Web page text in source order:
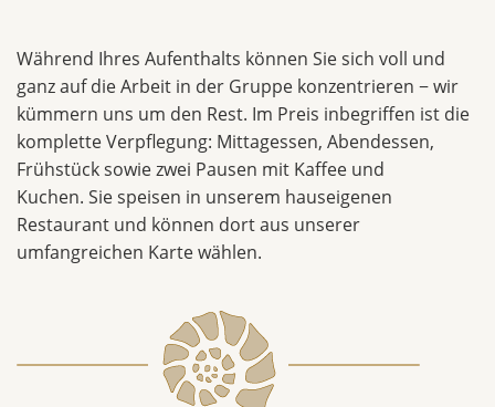
Während Ihres Aufenthalts können Sie sich voll und
ganz auf die Arbeit in der Gruppe konzentrieren − wir
kümmern uns um den Rest. Im Preis inbegriffen ist die
komplette Verpflegung: Mittagessen, Abendessen,
Frühstück sowie zwei Pausen mit Kaffee und
Kuchen. Sie speisen in unserem hauseigenen
Restaurant und können dort aus unserer
umfangreichen Karte wählen.